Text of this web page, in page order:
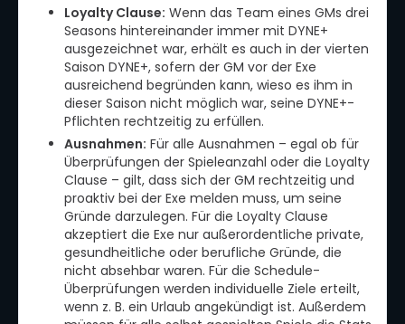
Loyalty Clause: Wenn das Team eines GMs drei
Seasons hintereinander immer mit DYNE+
ausgezeichnet war, erhält es auch in der vierten
Saison DYNE+, sofern der GM vor der Exe
ausreichend begründen kann, wieso es ihm in
dieser Saison nicht möglich war, seine DYNE+-
Pflichten rechtzeitig zu erfüllen.
Ausnahmen: Für alle Ausnahmen – egal ob für
Überprüfungen der Spieleanzahl oder die Loyalty
Clause – gilt, dass sich der GM rechtzeitig und
proaktiv bei der Exe melden muss, um seine
Gründe darzulegen. Für die Loyalty Clause
akzeptiert die Exe nur außerordentliche private,
gesundheitliche oder berufliche Gründe, die
nicht absehbar waren. Für die Schedule-
Überprüfungen werden individuelle Ziele erteilt,
wenn z. B. ein Urlaub angekündigt ist. Außerdem